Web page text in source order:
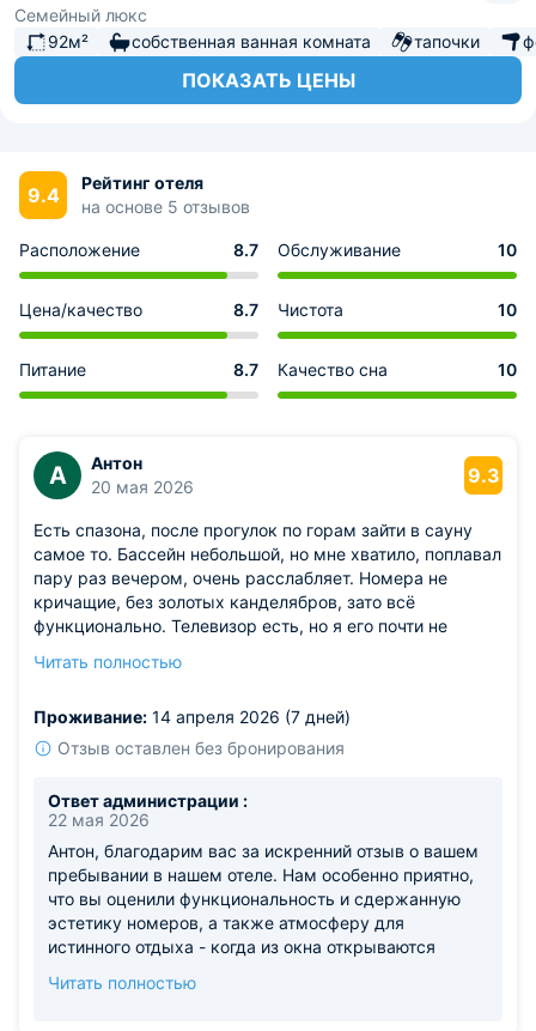
Семейный люкс
92м²
собственная ванная комната тапочки
ПОКАЗАТЬ ЦЕНЫ
9.4
Рейтинг отеля
на основе 5 отзывов
Расположение 8.7 Обслуживание 10
Цена/качество 8.7 Чистота 10
Питание 8.7 Качество сна 10
А
Антон
20 мая 2026
9.3
Есть спазона, после прогулок по горам зайти в сауну
самое то. Бассейн небольшой, но мне хватило, поплавал
пару раз вечером, очень расслабляет. Номера не
кричащие, без золотых канделябров, зато всё
функционально. Телевизор есть, но я его почти не
вечерам выходил на балкон, смотрел на горы и просто
адекватные, ничего сверхъестественного, но и
голодным не останешься. WiFi ловил стабильно, это
Из недостатков: выбор напитков в минибаре довольно
скудный.
Читать полностью
Проживание: 14 апреля 2026 (7 дней)
Отзыв оставлен без бронирования
Ответ администрации :
22 мая 2026
Антон, благодарим вас за искренний отзыв о вашем
пребывании в нашем отеле. Нам особенно приятно,
что вы оценили функциональность и сдержанную
эстетику номеров, а также атмосферу для
истинного отдыха - когда из окна открываются
телевизор действительно нет желания. Мы рады,
Читать полностью